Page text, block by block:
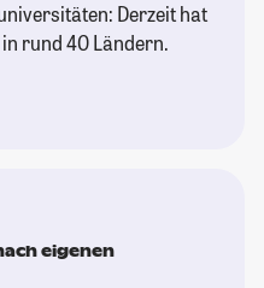
Derzeit hat
rund 40 Ländern.
eigenen